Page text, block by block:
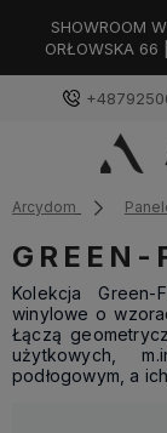
SHOWROOM
ORŁOWSKA
Arcydom
GREEN-
Kolekcja
winylowe o
Łączą
użytkowych,
podłogowym, a